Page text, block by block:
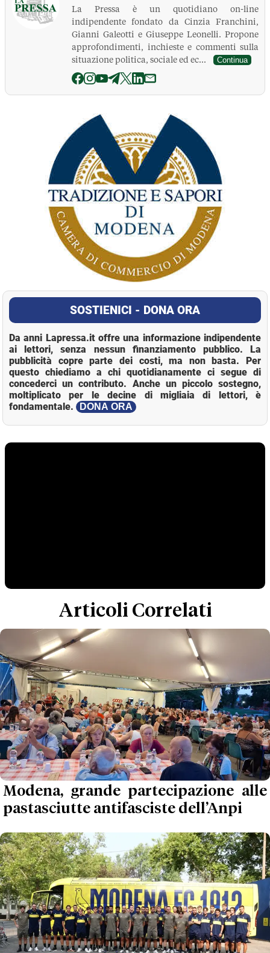
La Pressa è un quotidiano on-line
indipendente fondato da Cinzia Franchini,
Gianni Galeotti e Giuseppe Leonelli. Propone
approfondimenti, inchieste e commenti sulla
situazione politica, sociale ed ec...
Continua
SOSTIENICI - DONA ORA
Da anni Lapressa.it offre una informazione indipendente
ai lettori, senza nessun finanziamento pubblico. La
pubblicità copre parte dei costi, ma non basta. Per
questo chiediamo a chi quotidianamente ci segue di
concederci un contributo. Anche un piccolo sostegno,
moltiplicato per le decine di migliaia di lettori, è
fondamentale.
DONA ORA
Articoli Correlati
Modena, grande partecipazione alle
pastasciutte antifasciste dell’Anpi